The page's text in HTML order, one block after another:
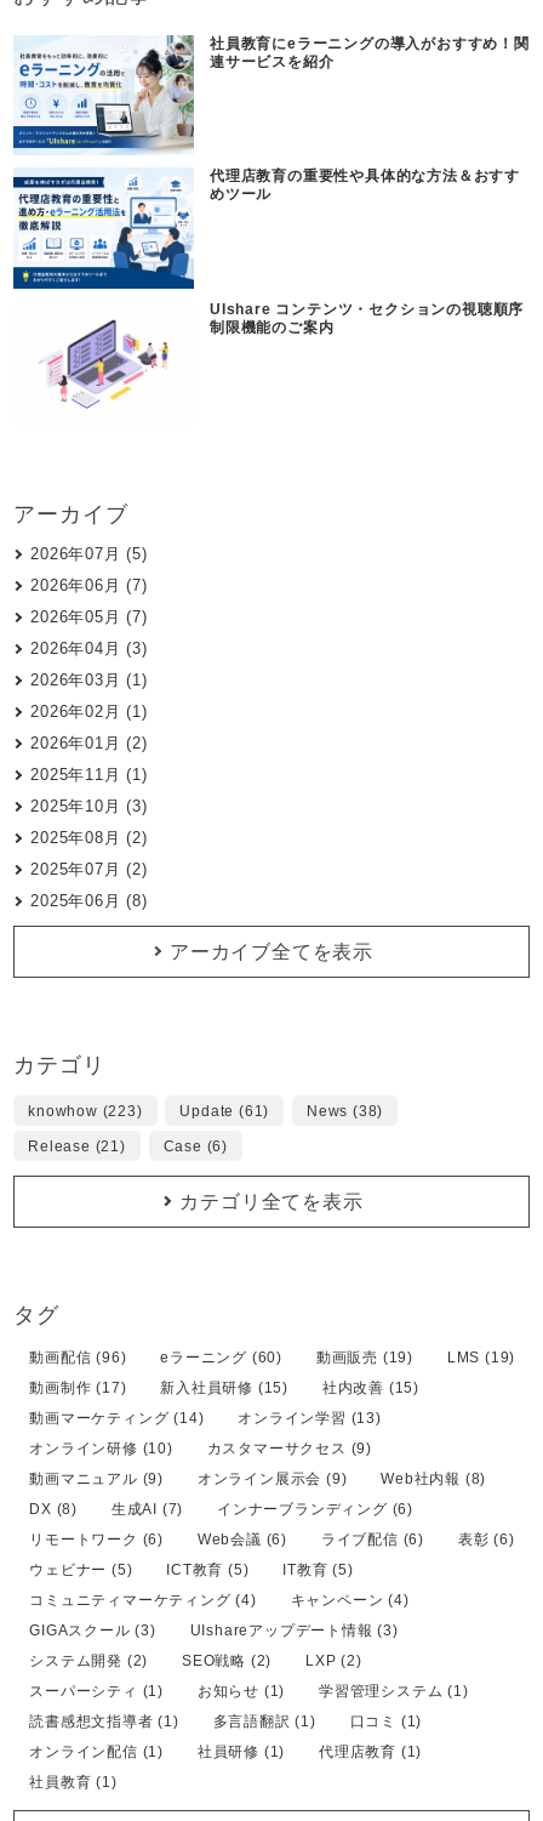
社員教育にeラーニングの導入がおすすめ！関
連サービスを紹介
代理店教育の重要性や具体的な方法＆おすす
めツール
UIshare コンテンツ・セクションの視聴順序
制限機能のご案内
アーカイブ
2026年07月 (5)
2026年06月 (7)
2026年05月 (7)
2026年04月 (3)
2026年03月 (1)
2026年02月 (1)
2026年01月 (2)
2025年11月 (1)
2025年10月 (3)
2025年08月 (2)
2025年07月 (2)
2025年06月 (8)
アーカイブ全てを表示
カテゴリ
knowhow (223) Update (61) News (38)
Release (21) Case (6)
カテゴリ全てを表示
タグ
動画配信 (96) eラーニング (60) 動画販売 (19)
LMS (19)
動画制作 (17)
新入社員研修 (15)
社内改善 (15)
動画マーケティング (14)
オンライン学習 (13)
オンライン研修 (10)
カスタマーサクセス (9)
動画マニュアル (9)
オンライン展示会 (9)
Web社内報 (8)
DX (8)
生成AI (7)
インナーブランディング (6)
リモートワーク (6)
Web会議 (6) ライブ配信 (6)
表彰 (6)
ウェビナー (5)
ICT教育 (5)
IT教育 (5)
コミュニティマーケティング (4)
キャンペーン (4)
GIGAスクール (3)
UIshareアップデート情報 (3)
システム開発 (2)
SEO戦略 (2)
LXP (2)
スーパーシティ (1)
お知らせ (1)
学習管理システム (1)
読書感想文指導者 (1)
多言語翻訳 (1)
口コミ (1)
オンライン配信 (1)
社員研修 (1)
代理店教育 (1)
社員教育 (1)